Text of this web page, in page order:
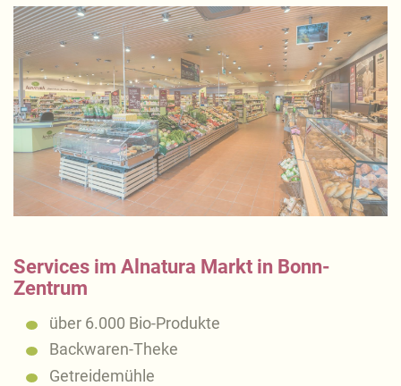
Services im Alnatura Markt in Bonn-
Zentrum
über 6.000 Bio-Produkte
Backwaren-Theke
Getreidemühle